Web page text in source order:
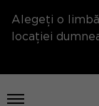
Alegeți o
locației
Deschideți